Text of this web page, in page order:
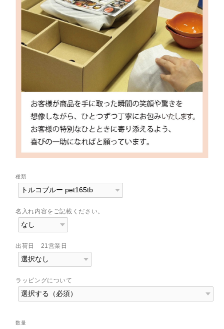
種類
名入れ内容をご記載ください。
出荷日 21営業日
ラッピングについて
数量